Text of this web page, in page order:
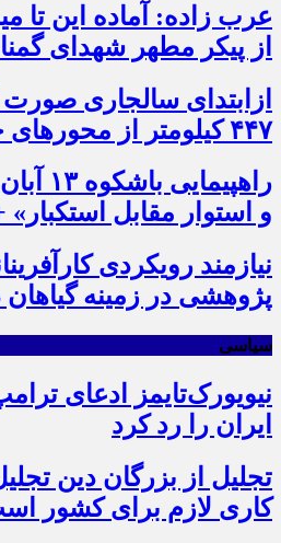
عرب زاده: آماده این تا
از پیکر مطهر شهدای
ازابتدای سالجاری
۴۴۷ کیلومتر از محورهای خراسان جنوبی
و استوار مقابل استکبار»
نیازمند رویکردی
پژوهشی در زمینه
سیاسی
نیویورک‌تایمز ادعای
ایران را رد کرد
تجلیل از بزرگان دین
کاری لازم برای کشور